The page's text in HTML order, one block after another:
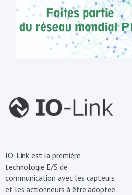
IO-Link est la première
technologie E/S de
communication avec les capteurs
et les actionneurs à être adoptée